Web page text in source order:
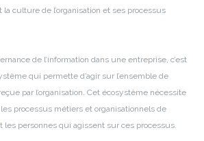
la culture de l’organisation et ses processus
de l’information dans une entreprise, c’est
qui permette d’agir sur l’ensemble de
par l’organisation. Cet écosystème nécessite
processus métiers et organisationnels de
les personnes qui agissent sur ces processus.